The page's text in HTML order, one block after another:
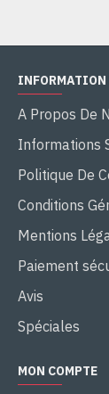
A Propos De
Informations
Politique De
Conditions
Mentions
Paiement
Avis
Spéciales
MON COMPTE